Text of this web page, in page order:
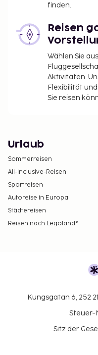
finden.
Reisen
Wählen Sie
Aktivitäten.
Flexibilität
Sie reisen
Urlaub
Sommerreisen
All-Inclusive-Reisen
Sportreisen
Autoreise in Europa
Städtereisen
Reisen nach Legoland®
Kungsgatan 6, 252
Steuer-
Sitz der